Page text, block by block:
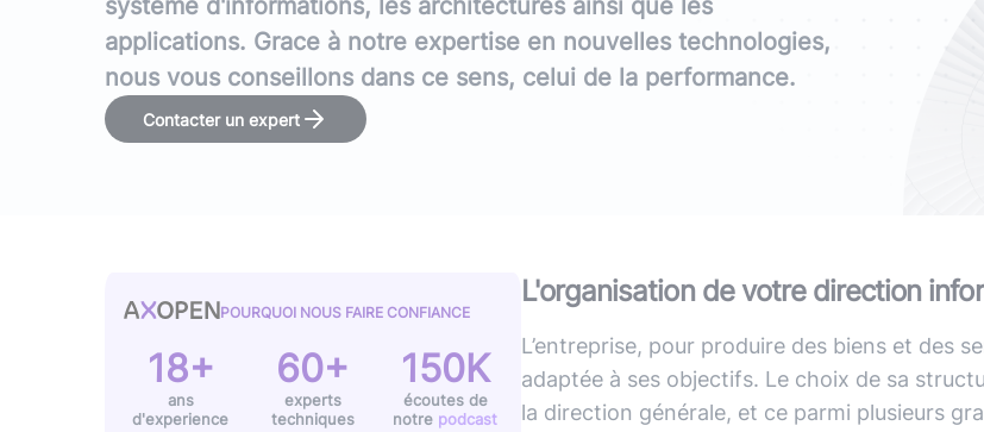
Typescript,NextJS,Svelte
Univers Php
Symfony
Univers Go
Pilotage et gestion Socle applicatif
Intégration IA & LLM
système d'informations, les architectures ainsi que les
applications. Grace à notre expertise en nouvelles technologies,
nous vous conseillons dans ce sens, celui de la performance.
Contacter un expert
POURQUOI NOUS FAIRE CONFIANCE
18+
ans
d'experience
60+
experts
techniques
150K
écoutes de
notre podcast
L'organisation de votre direction
L’entreprise, pour produire des biens et des
adaptée à ses objectifs. Le choix de sa
la direction générale, et ce parmi plusieurs